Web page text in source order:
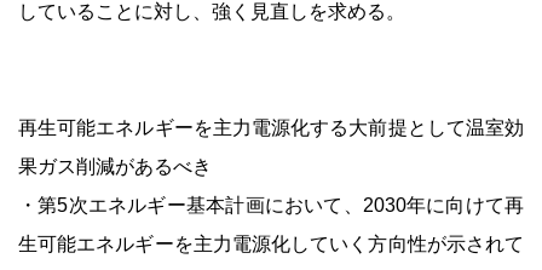
していることに対し、強く見直しを求める。
再生可能エネルギーを主力電源化する大前提として温室効
果ガス削減があるべき
・第5次エネルギー基本計画において、2030年に向けて再
生可能エネルギーを主力電源化していく方向性が示されて